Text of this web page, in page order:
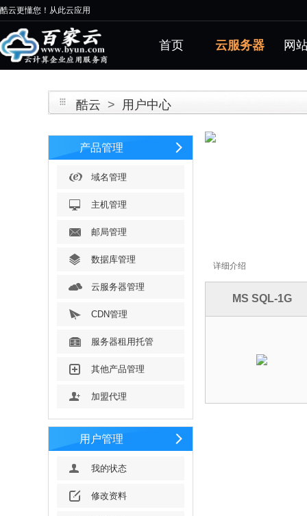
酷云更懂您！从此云应用
首页 云服务器 网
酷云 > 用户中心
产品管理
域名管理
主机管理
邮局管理
数据库管理
云服务器管理
CDN管理
服务器租用托管
其他产品管理
加盟代理
用户管理
我的状态
修改资料
详细介绍
MS SQL-1G